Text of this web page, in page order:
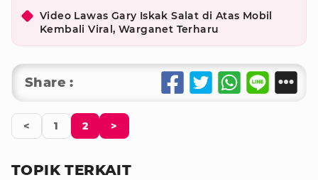
Video Lawas Gary Iskak Salat di Atas Mobil
Kembali Viral, Warganet Terharu
Share :
< 1 2 >
TOPIK TERKAIT